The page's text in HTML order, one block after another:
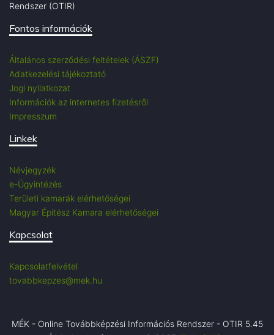
Rendszer (OTIR)
Fontos információk
Általános szerződési feltételek (ÁSZF)
Adatkezelési tájékoztató
Jogi nyilatkozat
Információk az internetes fizetésről
Impresszum
Linkek
Névjegyzék
e-Ügyintézés
Területi kamarák elérhetőségei
Magyar Építész Kamara elérhetőségei
Kapcsolat
Kapcsolatfelvétel
tovabbkepzes@mek.hu
MÉK - Online Továbbképzési Információs Rendszer - OTIR 5.45